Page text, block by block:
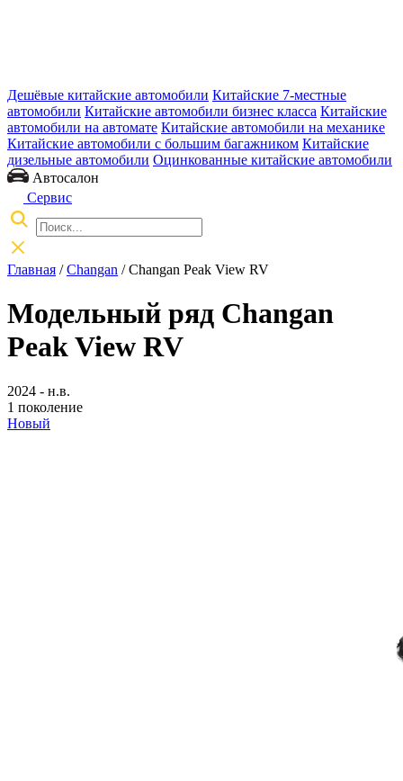
Дешёвые китайские автомобили Китайские 7-местные
автомобили Китайские автомобили бизнес класса Китайские
автомобили на автомате Китайские автомобили на механике
Китайские автомобили с большим багажником Китайские
дизельные автомобили Оцинкованные китайские автомобили
Автосалон
Сервис
Главная /Changan / Changan Peak View RV
Модельный ряд Changan
Peak View RV
2024 - н.в.
1 поколение
Новый